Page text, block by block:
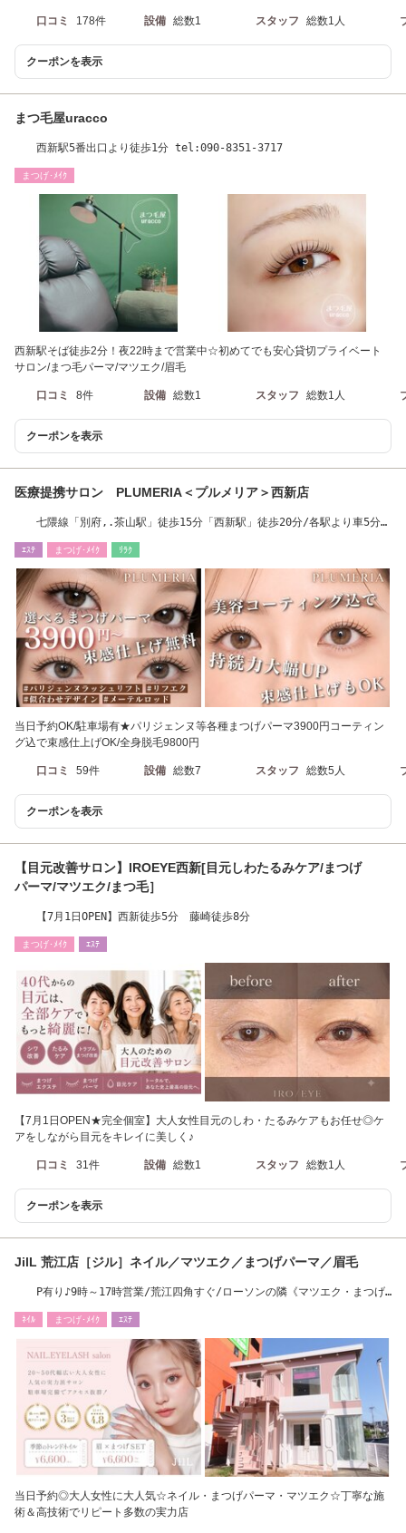
口コミ 178件 設備 総数1 スタッフ 総数1人
クーポンを表示
まつ毛屋uracco
西新駅5番出口より徒歩1分 tel:090-8351-3717
まつげ･ﾒｲｸ
西新駅そば徒歩2分！夜22時まで営業中☆初めてでも安心貸切プライベート
サロン/まつ毛パーマ/マツエク/眉毛
口コミ 8件 設備 総数1 スタッフ 総数1人
クーポンを表示
医療提携サロン PLUMERIA＜プルメリア＞西新店
七隈線「別府,.茶山駅」徒歩15分「西新駅」徒歩20分/各駅より車5分/
ｴｽﾃ まつげ･ﾒｲｸ ﾘﾗｸ
当日予約OK/駐車場有★パリジェンヌ等各種まつげパーマ3900円コーティン
グ込で束感仕上げOK/全身脱毛9800円
口コミ 59件 設備 総数7 スタッフ 総数5人
クーポンを表示
【目元改善サロン】IROEYE西新[目元しわたるみケア/まつげ
パーマ/マツエク/まつ毛］
【7月1日OPEN】西新徒歩5分 藤崎徒歩8分
まつげ･ﾒｲｸ ｴｽﾃ
【7月1日OPEN★完全個室】大人女性目元のしわ・たるみケアもお任せ◎ケ
アをしながら目元をキレイに美しく♪
口コミ 31件 設備 総数1 スタッフ 総数1人
クーポンを表示
JilL 荒江店［ジル］ネイル／マツエク／まつげパーマ／眉毛
P有り♪9時～17時営業/荒江四角すぐ/ローソンの隣《マツエク・まつげ
ﾈｲﾙ まつげ･ﾒｲｸ ｴｽﾃ
当日予約◎大人女性に大人気☆ネイル・まつげパーマ・マツエク☆丁寧な施
術＆高技術でリピート多数の実力店